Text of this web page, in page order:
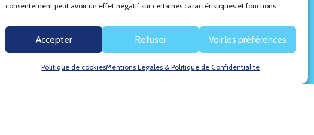
consentement peut avoir un effet négatif sur certaines caractéristiques et fonctions.
Accepter Refuser Voir les préférences
Politique de cookiesMentions Légales & Politique de Confidentialité